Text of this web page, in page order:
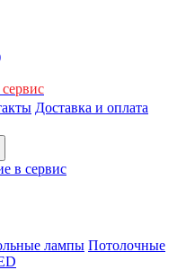
Доставка и оплата
в сервис
лампы Потолочные